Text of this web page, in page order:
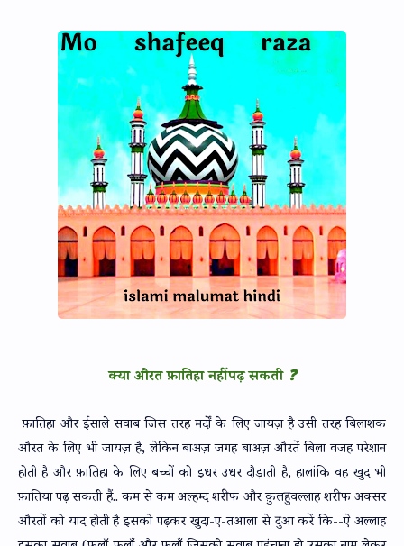
क्या औरत फ़ातिहा नहीं पढ़ सकती ❓
फ़ातिहा और ईसाले सवाब जिस तरह मर्दों के लिए जायज़ है उसी तरह बिलाशक
औरत के लिए भी जायज़ है, लेकिन बाअज़ जगह बाअज़ औरतें बिला वजह परेशान
होती है और फ़ातिहा के लिए बच्चों को इधर उधर दौड़ाती है, हालांकि वह खुद भी
फ़ातिया पढ़ सकती हैं.. कम से कम अल्हम्द शरीफ और क़ुलहुवल्लाह शरीफ अक्सर
औरतों को याद होती है इसको पढ़कर खुदा-ए-तआला से दुआ करें कि--ऐ अल्लाह